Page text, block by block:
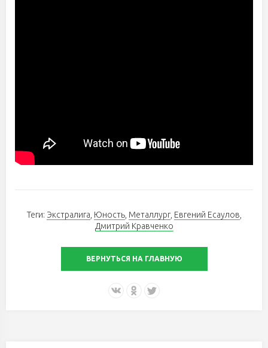
Теги: Экстралига Юность, Металлург, Евгений Есаулов
Дмитрий Кравченко
ВЕРНУТЬСЯ НА ГЛАВНУЮ